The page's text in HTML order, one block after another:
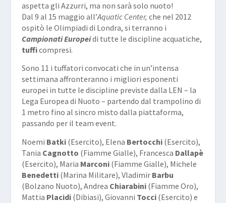
aspetta gli Azzurri, ma non sarà solo nuoto!
Dal 9 al 15 maggio all’Aquatic Center, che nel 2012
ospitò le Olimpiadi di Londra, si terranno i
Campionati Europeidi tutte le discipline acquatiche,
tufficompresi.
Sono 11 i tuffatori convocati che in un’intensa
settimana affronteranno i migliori esponenti
europei in tutte le discipline previste dalla LEN – la
Lega Europea di Nuoto – partendo dal trampolino di
1 metro fino al sincro misto dalla piattaforma,
passando per il team event.
Noemi Batki(Esercito), Elena Bertocchi(Esercito),
Tania Cagnotto (Fiamme Gialle), Francesca Dallapè
(Esercito), Maria Marconi(Fiamme Gialle), Michele
Benedetti(Marina Militare), Vladimir Barbu
(Bolzano Nuoto), Andrea Chiarabini(Fiamme Oro),
Mattia Placidi(Dibiasi), Giovanni Tocci(Esercito) e